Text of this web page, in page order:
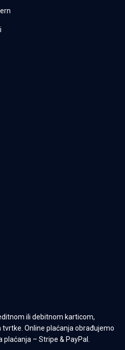
ili debitnom karticom,
tvrtke. Online plaćanja obrađujemo
– Stripe & PayPal.